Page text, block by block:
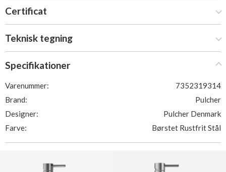
Certificat
Teknisk tegning
Specifikationer
Varenummer:
7352319314
Brand:
Pulcher
Designer:
Pulcher Denmark
Farve:
Børstet Rustfrit Stål